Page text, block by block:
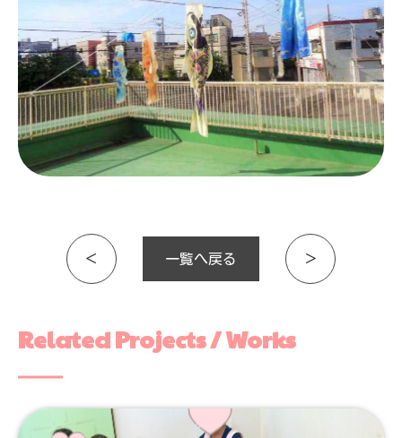
＜ 一覧へ戻る ＞
Related Projects / Works